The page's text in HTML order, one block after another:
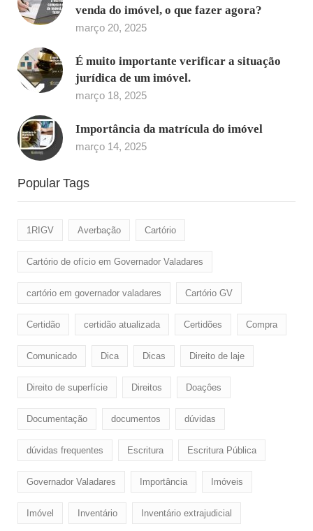
venda do imóvel, o que fazer agora?
março 20, 2025
É muito importante verificar a situação
jurídica de um imóvel.
março 18, 2025
Importância da matrícula do imóvel
março 14, 2025
Popular Tags
1RIGV Averbação Cartório
Cartório de ofício em Governador Valadares
cartório em governador valadares Cartório GV
Certidão certidão atualizada Certidões Compra
Comunicado Dica Dicas Direito de laje
Direito de superfície Direitos Doaçôes
Documentação documentos dúvidas
dúvidas frequentes Escritura Escritura Pública
Governador Valadares Importância Imóveis
Imóvel Inventário Inventário extrajudicial